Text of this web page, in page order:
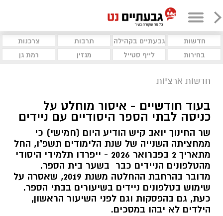
חדשות גבעתיים בקהילה תרבות
צרכנות
בחירות
לייף סטייל מגזין רמת גן
חדשות ארציות
בעוד חודשיים - איסור מוחלט על
כניסה לבתי הספר היסודיים עם ניידים
שר החינוך יואב קיש הודיע היום (חמישי) כי
ממחציתה השנייה של שנת הלימודים תשפ"ו, החל
מתאריך 2 בפברואר 2026 - ייפרדו תלמידי היסודי
מהטלפונים הניידים כבר בשער בית הספר.
מדובר בהרחבת ההחלטה משנת 2019, שאסרה על
שימוש בטלפונים ניידים בשיעורים בבתי הספר.
כעת, גם בהפסקות וגם לפני השיעור הראשון,
הילדים לא יבהו במסכים.